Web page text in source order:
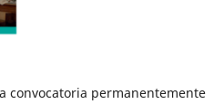
convocatoria permanentemente